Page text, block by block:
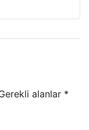
alanlar *